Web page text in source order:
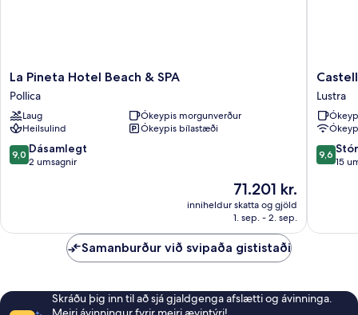
La
Pineta
Hotel
Beach
&
SPA
Pollica
La Pineta Hotel Beach & SPA
Pollica
Laug
Ókeypis morgunverður
Heilsulind
Ókeypis bílastæði
9.0
af
9,0 Dásamlegt
2 umsagnir
Verðið
er
71.201 kr.
71.201 kr.
inniheldur skatta og gjöld
1. sep. - 2. sep.
Castello
di
Rocca
Cilento
Lustra
Lustra
9.6
af
9,6
15
Samanburður við svipaða gististaði
Skráðu þig inn til að sjá gjaldgenga afslætti og ávinninga.